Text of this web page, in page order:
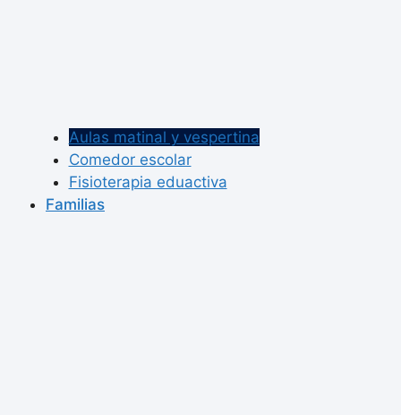
Aulas matinal y vespertina
Comedor escolar
Fisioterapia eduactiva
Familias